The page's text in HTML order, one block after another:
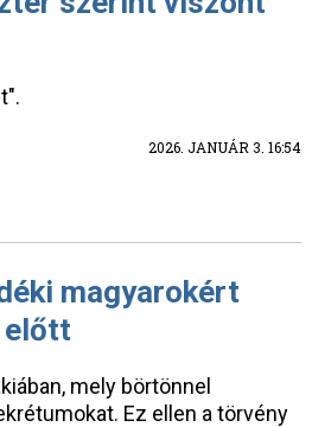
2026. JANUÁR 3. 16:54
magyarokért
előtt
mely börtönnel
Ez ellen a törvény